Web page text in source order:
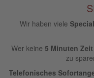
Wir haben viele
Wer keine 5 Minuten
zu
Telefonisches